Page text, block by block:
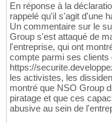
En réponse à la
rappelé qu'il s'agit d'une
Un commentaire sur le
Group s'est attaqué de
l'entreprise, qui ont
compte parmi ses clients
https://
les activistes, les
montré que NSO Group
piratage et que ces
abusive au sein de